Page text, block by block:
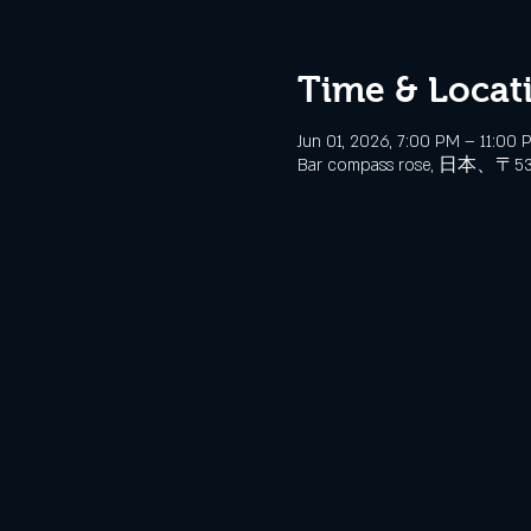
Time &
Jun 01, 2026, 7:00 PM – 11:00
Bar compass rose, 日本、〒